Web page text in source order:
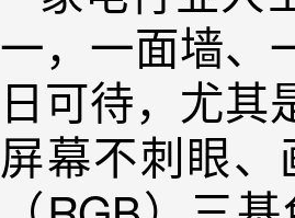
一，一面墙、
日可待，尤其
屏幕不刺眼